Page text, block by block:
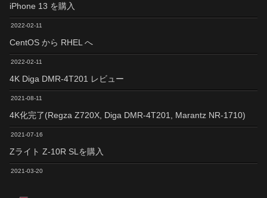
iPhone 13 を購入
2022-02-11
CentOS から RHEL へ
2022-02-11
4K Diga DMR-4T201 レビュー
2021-08-11
4K化完了(Regza Z720X, Diga DMR-4T201, Marantz NR-1710)
2021-07-16
Zライト Z-10R SLを購入
2021-03-20